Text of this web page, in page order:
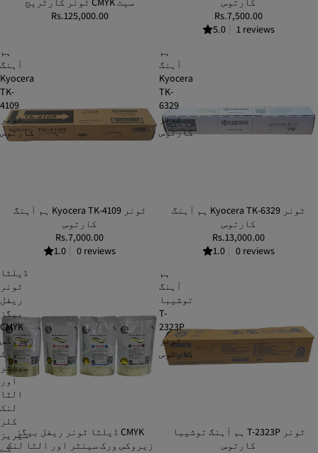
Rs.125,000.00
Rs.7,500.00
5.0
1 reviews
ہم
آہنگ
Kyocera
TK-
4109
ٹونر
کارتوس
ہم آہنگ Kyocera TK-4109 ٹونر
کارتوس
Rs.7,000.00
1.0
0 reviews
ہم
آہنگ
Kyocera
TK-
6329
ٹونر
کارتوس
ہم آہنگ Kyocera TK-6329 ٹونر
کارتوس
Rs.13,000.00
1.0
0 reviews
ڈیلٹا
ٹونر
ریفل
بیگز
CMYK
زیروکس
ورک
سینٹر
اور
الٹا
لنک
کلر
سیریز
کے
SOLD OUTڈیلٹا ٹونر ریفل بیگز CMYK
زیروکس ورک سینٹر اور الٹا لنک
ہم
آہنگ
توشیبا
T-
2323P
ٹونر
کارتوس
ہم آہنگ توشیبا T-2323P ٹونر
کارتوس